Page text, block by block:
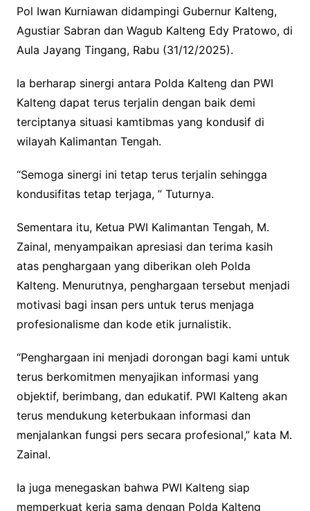
Pol Iwan Kurniawan didampingi Gubernur Kalteng,
Agustiar Sabran dan Wagub Kalteng Edy Pratowo, di
Aula Jayang Tingang, Rabu (31/12/2025).
Ia berharap sinergi antara Polda Kalteng dan PWI
Kalteng dapat terus terjalin dengan baik demi
terciptanya situasi kamtibmas yang kondusif di
wilayah Kalimantan Tengah.
“Semoga sinergi ini tetap terus terjalin sehingga
kondusifitas tetap terjaga, ” Tuturnya.
Sementara itu, Ketua PWI Kalimantan Tengah, M.
Zainal, menyampaikan apresiasi dan terima kasih
atas penghargaan yang diberikan oleh Polda
Kalteng. Menurutnya, penghargaan tersebut menjadi
motivasi bagi insan pers untuk terus menjaga
profesionalisme dan kode etik jurnalistik.
“Penghargaan ini menjadi dorongan bagi kami untuk
terus berkomitmen menyajikan informasi yang
objektif, berimbang, dan edukatif. PWI Kalteng akan
terus mendukung keterbukaan informasi dan
menjalankan fungsi pers secara profesional,” kata M.
Zainal.
Ia juga menegaskan bahwa PWI Kalteng siap
memperkuat kerja sama dengan Polda Kalteng